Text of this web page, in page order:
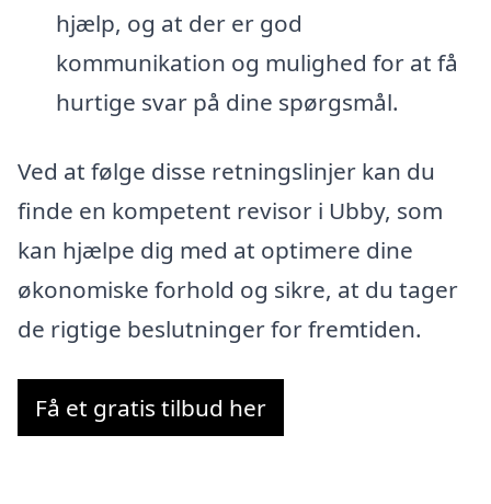
hjælp, og at der er god
kommunikation og mulighed for at få
hurtige svar på dine spørgsmål.
Ved at følge disse retningslinjer kan du
finde en kompetent revisor i Ubby, som
kan hjælpe dig med at optimere dine
økonomiske forhold og sikre, at du tager
de rigtige beslutninger for fremtiden.
Få et gratis tilbud her